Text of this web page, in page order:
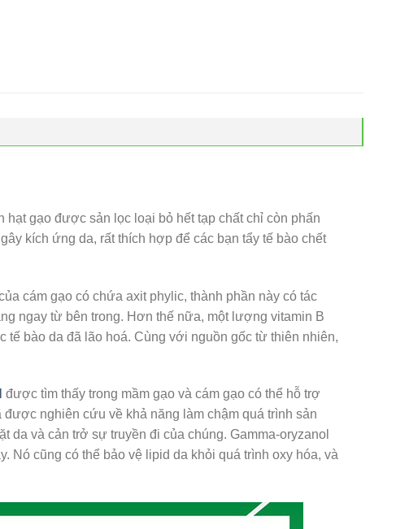
gạo được sản lọc loại bỏ hết tạp chất chỉ còn phấn
kích ứng da, rất thích hợp để các bạn tẩy tế bào chết
cám gạo có chứa axit phylic, thành phần này có tác
ngay từ bên trong. Hơn thế nữa, một lượng vitamin B
bào da đã lão hoá. Cùng với nguồn gốc từ thiên nhiên,
được tìm thấy trong mầm gạo và cám gạo có thể hỗ trợ
nghiên cứu về khả năng làm chậm quá trình sản
da và cản trở sự truyền đi của chúng. Gamma-oryzanol
Nó cũng có thể bảo vệ lipid da khỏi quá trình oxy hóa, và